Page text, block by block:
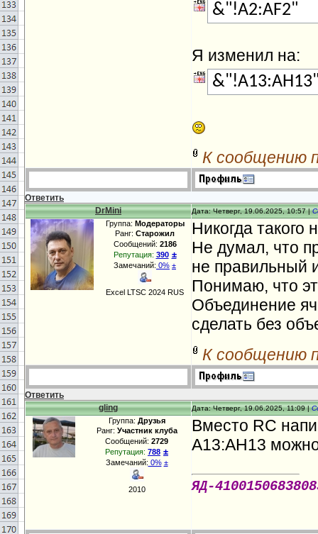
&"!A2:AF2"
Я изменил на:
К сообщению
Ответить
DrMini
Дата: Четверг, 19.06.2025, 10:57 |
Группа: Модераторы
Ранг: Старожил
Сообщений: 2186
Репутация: 390 ±
Замечаний: 0% ±
Excel LTSC 2024 RUS
Никогда такого
Не думал, что
не правильный
Понимаю, что
Объединение
сделать без
К сообщению
Ответить
gling
Дата: Четверг, 19.06.2025, 11:09 |
Группа: Друзья
Ранг: Участник клуба
Сообщений: 2729
Репутация: 788 ±
Замечаний: 0% ±
2010
Вместо RC
A13:AH13
ЯД-